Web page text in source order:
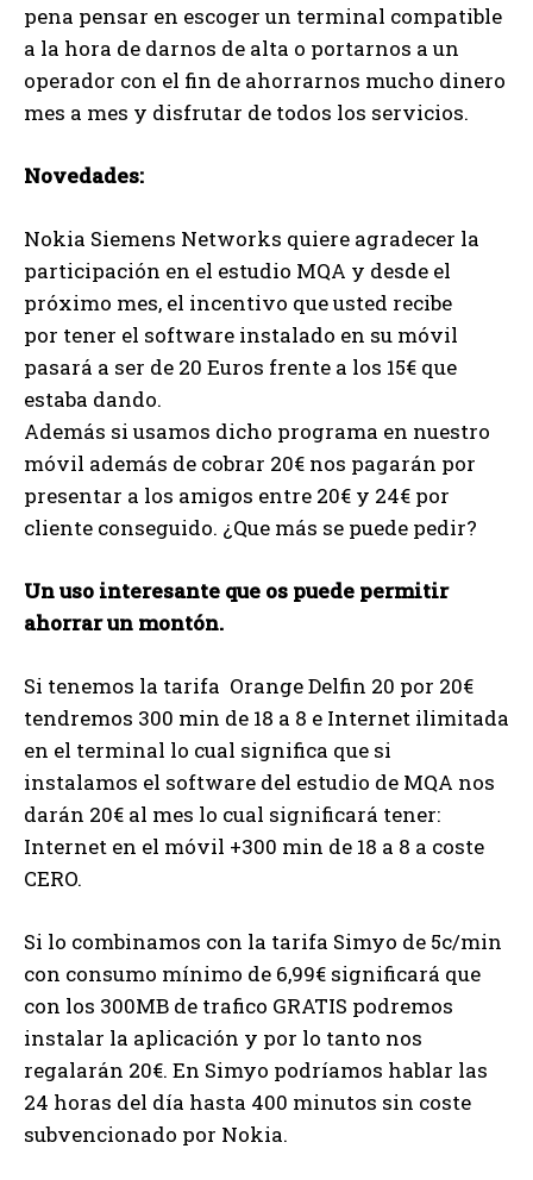
pena pensar en escoger un terminal compatible
a la hora de darnos de alta o portarnos a un
operador con el fin de ahorrarnos mucho dinero
mes a mes y disfrutar de todos los servicios.
Novedades:
Nokia Siemens Networks quiere agradecer la
participación en el estudio MQA y desde el
próximo mes, el incentivo que usted recibe
por tener el software instalado en su móvil
pasará a ser de 20 Euros frente a los 15€ que
estaba dando.
Además si usamos dicho programa en nuestro
móvil además de cobrar 20€ nos pagarán por
presentar a los amigos entre 20€ y 24€ por
cliente conseguido. ¿Que más se puede pedir?
Un uso interesante que os puede permitir
ahorrar un montón.
Si tenemos la tarifa Orange Delfin 20 por 20€
tendremos 300 min de 18 a 8 e Internet ilimitada
en el terminal lo cual significa que si
instalamos el software del estudio de MQA nos
darán 20€ al mes lo cual significará tener:
Internet en el móvil +300 min de 18 a 8 a coste
CERO.
Si lo combinamos con la tarifa Simyo de 5c/min
con consumo mínimo de 6,99€ significará que
con los 300MB de trafico GRATIS podremos
instalar la aplicación y por lo tanto nos
regalarán 20€. En Simyo podríamos hablar las
24 horas del día hasta 400 minutos sin coste
subvencionado por Nokia.